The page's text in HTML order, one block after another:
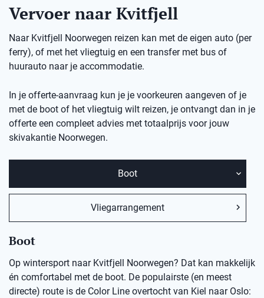
Vervoer naar Kvitfjell
Naar Kvitfjell Noorwegen reizen kan met de eigen auto (per
ferry), of met het vliegtuig en een transfer met bus of
huurauto naar je accommodatie.
In je offerte-aanvraag kun je je voorkeuren aangeven of je
met de boot of het vliegtuig wilt reizen, je ontvangt dan in je
offerte een compleet advies met totaalprijs voor jouw
skivakantie Noorwegen.
Boot
Vliegarrangement
Boot
Op wintersport naar Kvitfjell Noorwegen? Dat kan makkelijk
én comfortabel met de boot. De populairste (en meest
directe) route is de Color Line overtocht van Kiel naar Oslo: